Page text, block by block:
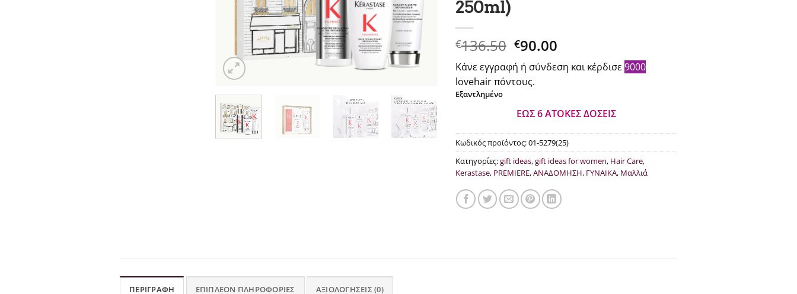
250ml)
€136.50 Original
price
was:
€136.50.
€90.00
τρέχουσα
τιμή
Κάνε εγγραφή ή σύνδεση και κέρδισε 9000
lovehair πόντους.
Εξαντλημένο
ΕΩΣ 6 ΑΤΟΚΕΣ ΔΟΣΕΙΣ
Κωδικός προϊόντος:01-5279(25)
Κατηγορίες:gift ideas,gift ideas for women, Hair Care,
Kerastase, PREMIERE,ΑΝΑΔΟΜΗΣΗ, ΓΥΝΑΙΚΑ, Μαλλιά
ΠΕΡΙΓΡΑΦΉ ΕΠΙΠΛΈΟΝ ΠΛΗΡΟΦΟΡΊΕΣ ΑΞΙΟΛΟΓΉΣΕΙΣ (0)